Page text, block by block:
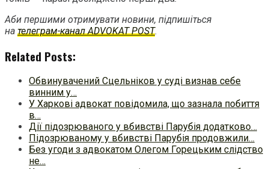
Аби першими отримувати новини, підпишіться
на телеграм-канал ADVOKAT POST.
Related Posts:
Обвинувачений Сцельніков у суді визнав себе
винним у…
У Харкові адвокат повідомила, що зазнала побиття
в…
Дії підозрюваного у вбивстві Парубія додатково…
Підозрюваному у вбивстві Парубія продовжили…
Без угоди з адвокатом Олегом Горецьким слідство
не…